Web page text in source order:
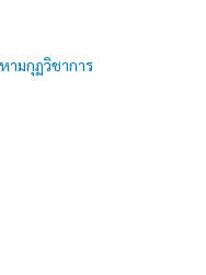
ามกุฏวิชาการ